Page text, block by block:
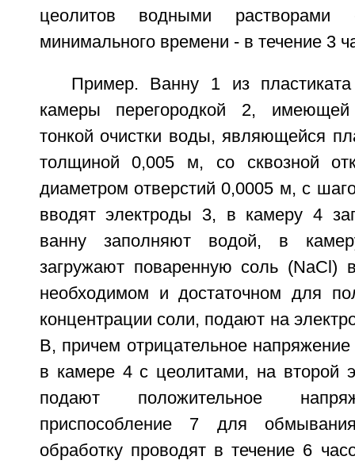
цеолитов водными
минимального времени - в течение 3
Пример. Ванну 1 из
камеры перегородкой 2, имеющей
тонкой очистки воды, являющейся
толщиной 0,005 м, со сквозной
диаметром отверстий 0,0005 м, с
вводят электроды 3, в камеру 4
ванну заполняют водой, в
загружают поваренную соль (NaCl)
необходимом и достаточном для
концентрации соли, подают на
В, причем отрицательное
в камере 4 с цеолитами, на второй
подают положительное
приспособление 7 для
обработку проводят в течение 6